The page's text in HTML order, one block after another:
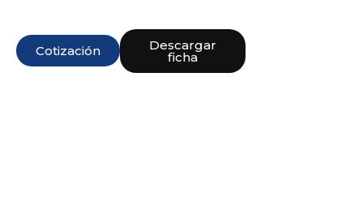
Cotización Descargar
ficha